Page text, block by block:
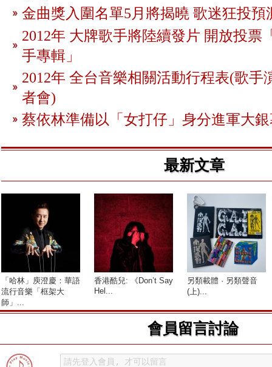
金曲獎入圍名單5月將揭曉 歌迷狂投預
2012年 大牌歌手將陸續發片 開放投票
手專輯」
2012年 全台音樂相關活動行程表(歌手
者會)
蔡依林準備以「女打仔」身分進軍大
最新文章
「哈林」庾澄慶：華語
流行音樂「框架大
師」...
香港酷兒: 《Don’t Say
Hel...
另類載體 · 另類聲音
(上)...
會員留言討論